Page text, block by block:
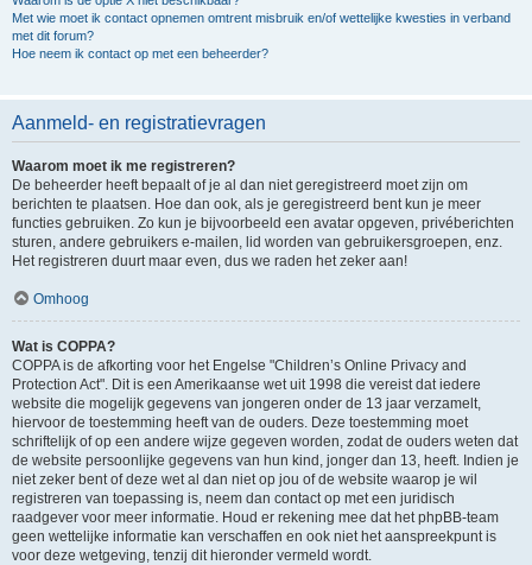
Met wie moet ik contact opnemen omtrent misbruik en/of wettelijke kwesties in verband
met dit forum?
Hoe neem ik contact op met een beheerder?
Aanmeld- en registratievragen
Waarom moet ik me registreren?
De beheerder heeft bepaalt of je al dan niet geregistreerd moet zijn om
berichten te plaatsen. Hoe dan ook, als je geregistreerd bent kun je meer
functies gebruiken. Zo kun je bijvoorbeeld een avatar opgeven, privéberichten
sturen, andere gebruikers e-mailen, lid worden van gebruikersgroepen, enz.
Het registreren duurt maar even, dus we raden het zeker aan!
Omhoog
Wat is COPPA?
COPPA is de afkorting voor het Engelse "Children’s Online Privacy and
Protection Act". Dit is een Amerikaanse wet uit 1998 die vereist dat iedere
website die mogelijk gegevens van jongeren onder de 13 jaar verzamelt,
hiervoor de toestemming heeft van de ouders. Deze toestemming moet
schriftelijk of op een andere wijze gegeven worden, zodat de ouders weten dat
de website persoonlijke gegevens van hun kind, jonger dan 13, heeft. Indien je
niet zeker bent of deze wet al dan niet op jou of de website waarop je wil
registreren van toepassing is, neem dan contact op met een juridisch
raadgever voor meer informatie. Houd er rekening mee dat het phpBB-team
geen wettelijke informatie kan verschaffen en ook niet het aanspreekpunt is
voor deze wetgeving, tenzij dit hieronder vermeld wordt.